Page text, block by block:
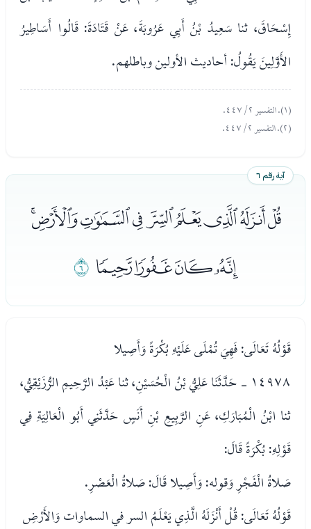
إِسْحَاقَ، ثنا سَعِيدُ بْنُ أَبِي عَرُوبَةَ، عَنْ قَتَادَةَ: قَالُوا أَسَاطِيرُ
الأَوَّلِينَ يَقُولُ: أحاديث الأولين وباطلهم.
(١). التفسير ٢/ ٤٤٧.
(٢). التفسير ٢/ ٤٤٧.
آية رقم ٦
ﮄﮅﮆﮇﮈﮉﮊﮋﮌ
ﮍﮎﮏﮐ ﮑ
قَوْلُهُ تَعَالَى: فَهِيَ تُمْلَى عَلَيْهِ بُكْرَةً وَأَصِيلا
١٤٩٧٨ - حَدَّثَنَا عَلِيُّ بْنُ الْحُسَيْنِ، ثنا عَبْدُ الرَّحِيمِ الرُّزَيْقِيُّ،
ثنا ابْنُ الْمُبَارَكِ، عَنِ الرَّبِيعِ بْنِ أَنَسٍ حَدَّثَنِي أَبُو الْعَالِيَةِ فِي
قَوْلِهِ: بُكْرَةً قَالَ:
صَلاةُ الْفَجْرِ وَقوله: وَأَصِيلا قَالَ: صَلاةُ الْعَصْرِ.
قَوْلُهُ تَعَالَى: قُلْ أَنْزَلَهُ الَّذِي يَعْلَمُ السر في السماوات وَالأَرْضِ